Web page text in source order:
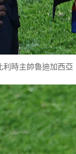
利時主帥魯迪加西